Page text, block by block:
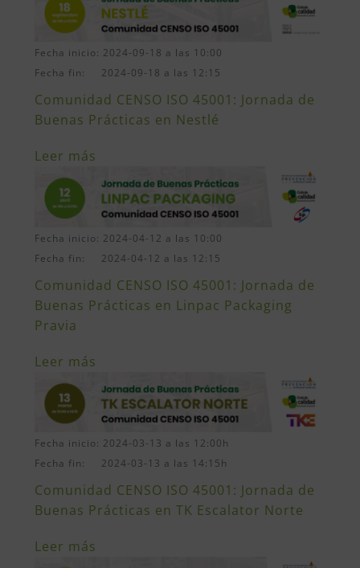
Fecha inicio: 2024-09-18 a las 10:00
Fecha fin: 2024-09-18 a las 12:15
Comunidad CENSO ISO 45001: Jornada de
Buenas Prácticas en Nestlé
Leer más
Fecha inicio: 2024-04-12 a las 10:00
Fecha fin: 2024-04-12 a las 12:15
Comunidad CENSO ISO 45001: Jornada de
Buenas Prácticas en Linpac Packaging
Pravia
Leer más
Fecha inicio: 2024-03-13 a las 12:00h
Fecha fin: 2024-03-13 a las 14:15h
Comunidad CENSO ISO 45001: Jornada de
Buenas Prácticas en TK Escalator Norte
Leer más